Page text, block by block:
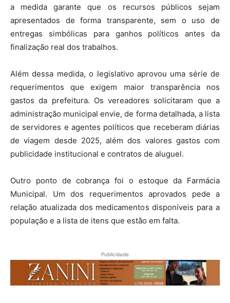
a medida garante que os recursos públicos sejam
apresentados de forma transparente, sem o uso de
entregas simbólicas para ganhos políticos antes da
finalização real dos trabalhos.
Além dessa medida, o legislativo aprovou uma série de
requerimentos que exigem maior transparência nos
gastos da prefeitura. Os vereadores solicitaram que a
administração municipal envie, de forma detalhada, a lista
de servidores e agentes políticos que receberam diárias
de viagem desde 2025, além dos valores gastos com
publicidade institucional e contratos de aluguel.
Outro ponto de cobrança foi o estoque da Farmácia
Municipal. Um dos requerimentos aprovados pede a
relação atualizada dos medicamentos disponíveis para a
população e a lista de itens que estão em falta.
Publicidade